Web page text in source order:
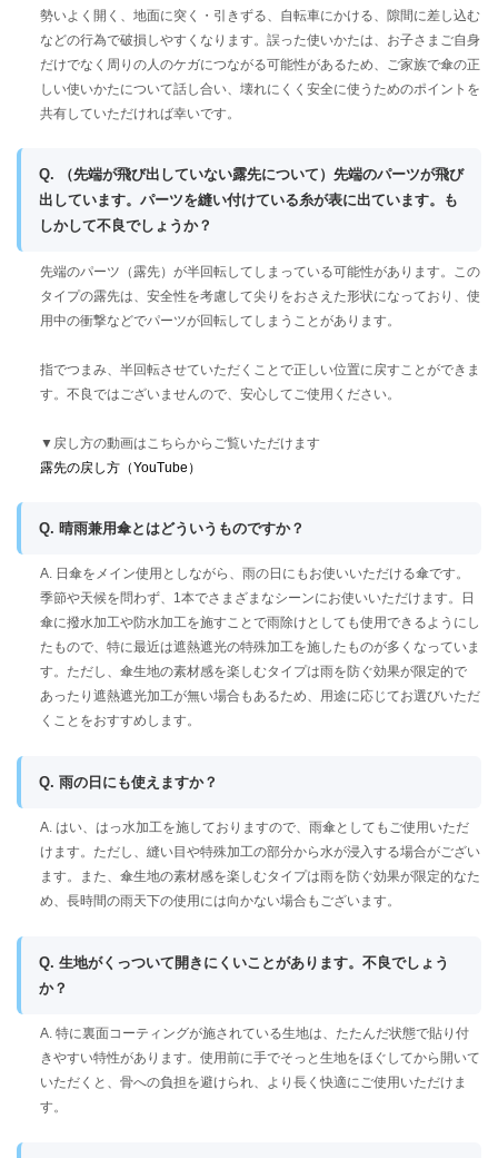
勢いよく開く、地面に突く・引きずる、自転車にかける、隙間に差し込む
などの行為で破損しやすくなります。誤った使いかたは、お子さまご自身
だけでなく周りの人のケガにつながる可能性があるため、ご家族で傘の正
しい使いかたについて話し合い、壊れにくく安全に使うためのポイントを
共有していただければ幸いです。
Q. （先端が飛び出していない露先について）先端のパーツが飛び
出しています。パーツを縫い付けている糸が表に出ています。も
しかして不良でしょうか？
先端のパーツ（露先）が半回転してしまっている可能性があります。この
タイプの露先は、安全性を考慮して尖りをおさえた形状になっており、使
用中の衝撃などでパーツが回転してしまうことがあります。
指でつまみ、半回転させていただくことで正しい位置に戻すことができま
す。不良ではございませんので、安心してご使用ください。
▼戻し方の動画はこちらからご覧いただけます
露先の戻し方（YouTube）
Q. 晴雨兼用傘とはどういうものですか？
A. 日傘をメイン使用としながら、雨の日にもお使いいただける傘です。
季節や天候を問わず、1本でさまざまなシーンにお使いいただけます。日
傘に撥水加工や防水加工を施すことで雨除けとしても使用できるようにし
たもので、特に最近は遮熱遮光の特殊加工を施したものが多くなっていま
す。ただし、傘生地の素材感を楽しむタイプは雨を防ぐ効果が限定的で
あったり遮熱遮光加工が無い場合もあるため、用途に応じてお選びいただ
くことをおすすめします。
Q. 雨の日にも使えますか？
A. はい、はっ水加工を施しておりますので、雨傘としてもご使用いただ
けます。ただし、縫い目や特殊加工の部分から水が浸入する場合がござい
ます。また、傘生地の素材感を楽しむタイプは雨を防ぐ効果が限定的なた
め、長時間の雨天下の使用には向かない場合もございます。
Q. 生地がくっついて開きにくいことがあります。不良でしょう
か？
A. 特に裏面コーティングが施されている生地は、たたんだ状態で貼り付
きやすい特性があります。使用前に手でそっと生地をほぐしてから開いて
いただくと、骨への負担を避けられ、より長く快適にご使用いただけま
す。